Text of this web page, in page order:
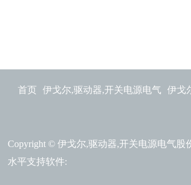
首页 伊戈尔,驱动器,开关电源电气 伊戈
Copyright © 伊戈尔,驱动器,开关电源电气股
水平支持软件: